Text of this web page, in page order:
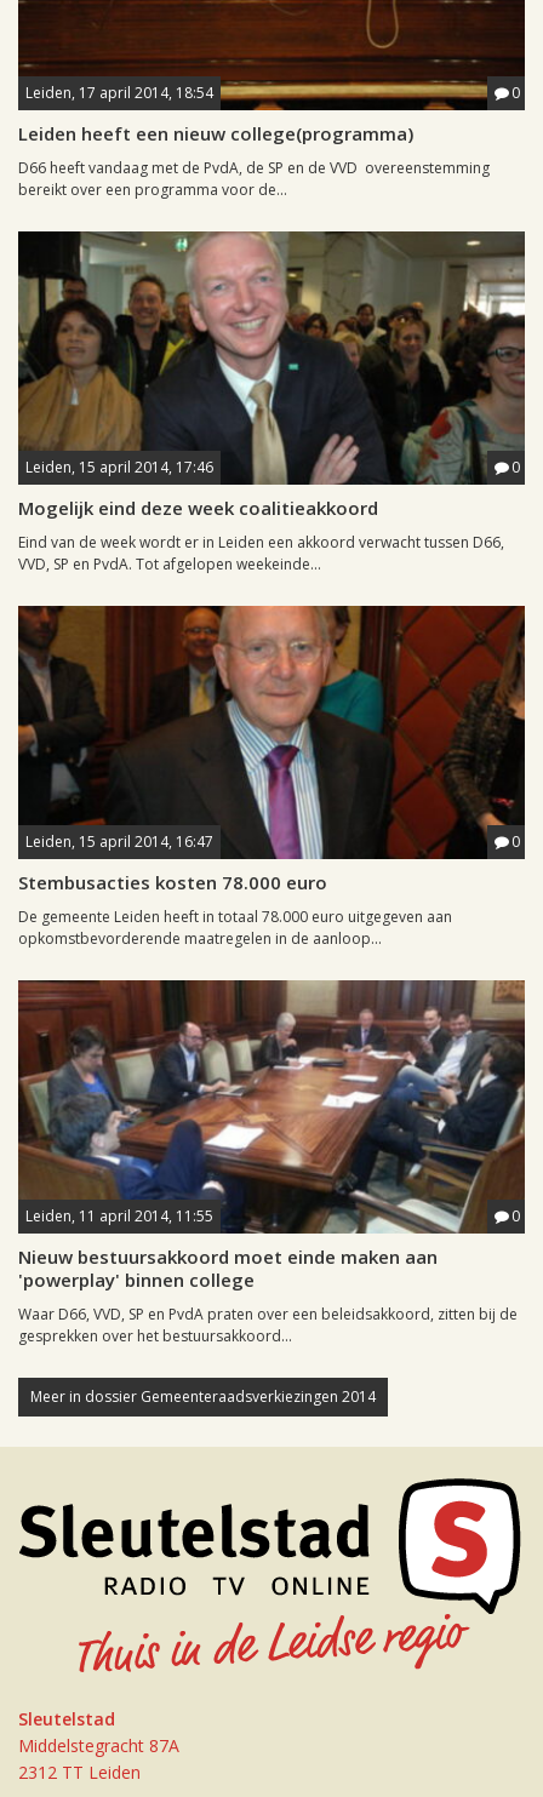
Leiden, 17 april 2014, 18:54 0
Leiden heeft een nieuw college(programma)
D66 heeft vandaag met de PvdA, de SP en de VVD overeenstemming
bereikt over een programma voor de...
Leiden, 15 april 2014, 17:46 0
Mogelijk eind deze week coalitieakkoord
Eind van de week wordt er in Leiden een akkoord verwacht tussen D66,
VVD, SP en PvdA. Tot afgelopen weekeinde...
Leiden, 15 april 2014, 16:47 0
Stembusacties kosten 78.000 euro
De gemeente Leiden heeft in totaal 78.000 euro uitgegeven aan
opkomstbevorderende maatregelen in de aanloop...
Leiden, 11 april 2014, 11:55 0
Nieuw bestuursakkoord moet einde maken aan
'powerplay' binnen college
Waar D66, VVD, SP en PvdA praten over een beleidsakkoord, zitten bij de
gesprekken over het bestuursakkoord...
Meer in dossier Gemeenteraadsverkiezingen 2014
Sleutelstad
Middelstegracht 87A
2312 TT Leiden